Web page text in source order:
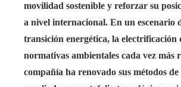
movilidad sostenible y reforzar su
a nivel internacional. En un escenario
transición energética, la electrificación
normativas ambientales cada vez más
compañía ha renovado sus métodos